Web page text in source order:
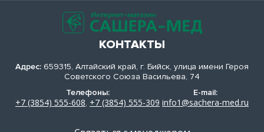
КОНТАКТЫ
Адрес: 659315, Алтайский край, г. Бийск, улица имени Героя
Советского Союза Васильева, 74
Телефоны:
+7 (3854) 555-608, +7 (3854) 555-309
E-mail:
info1@sachera-med.ru